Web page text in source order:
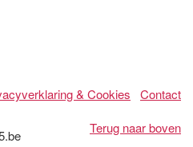
& Cookies
Contact
Terug naar boven